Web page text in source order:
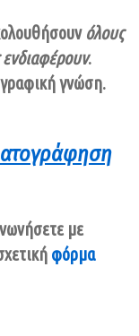
όλους
.
γνώση.
με
φόρμα